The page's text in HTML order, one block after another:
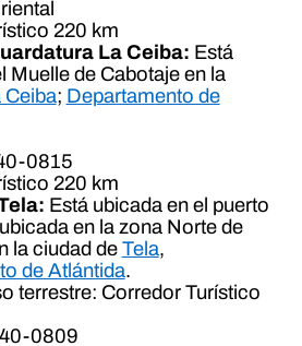
220 km
La Ceiba: Está
Muelle de Cabotaje en la
Ceiba; Departamento de
0815
220 km
Está ubicada en el puerto
en la zona Norte de
la ciudad de Tela,
de Atlántida.
terrestre: Corredor Turístico
0809